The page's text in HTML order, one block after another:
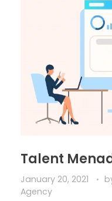
Talent
January 20, 2021
Agency